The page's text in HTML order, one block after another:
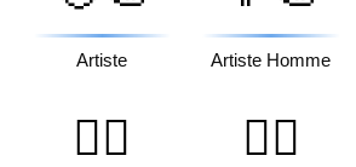
Artiste Artiste Homme
🧑‍✈️ 👨‍✈️